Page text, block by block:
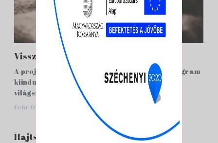
Visszailleszkedés a társadalomba
A projekt kapcsán megismert Caring Dads program
kiindulópontja, hogy WHO felmérései szerint
világszinten ...
febr 03, 2020 / 0 Hozzászólások
Hajtsunk együtt!